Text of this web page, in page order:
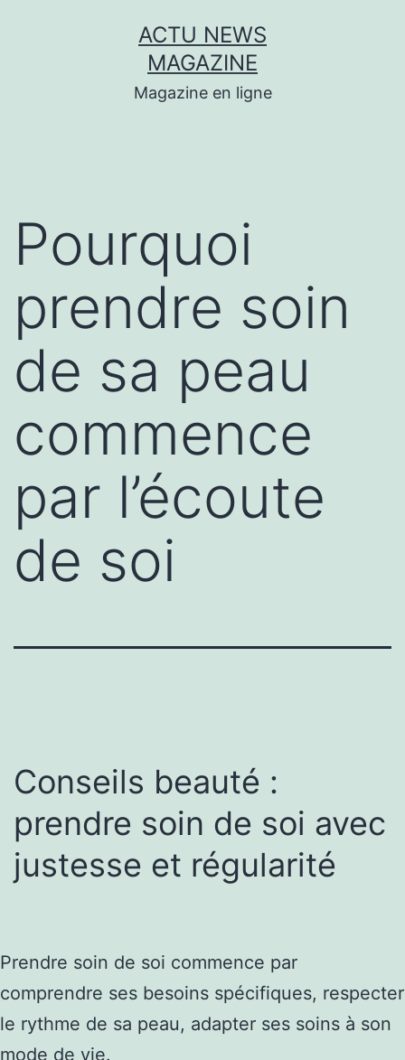
ACTU NEWS
MAGAZINE
Magazine en ligne
Pourquoi
prendre soin
de sa peau
commence
par l’écoute
de soi
Conseils beauté :
prendre soin de soi avec
justesse et régularité
Prendre soin de soi commence par
comprendre ses besoins spécifiques, respecter
le rythme de sa peau, adapter ses soins à son
mode de vie.